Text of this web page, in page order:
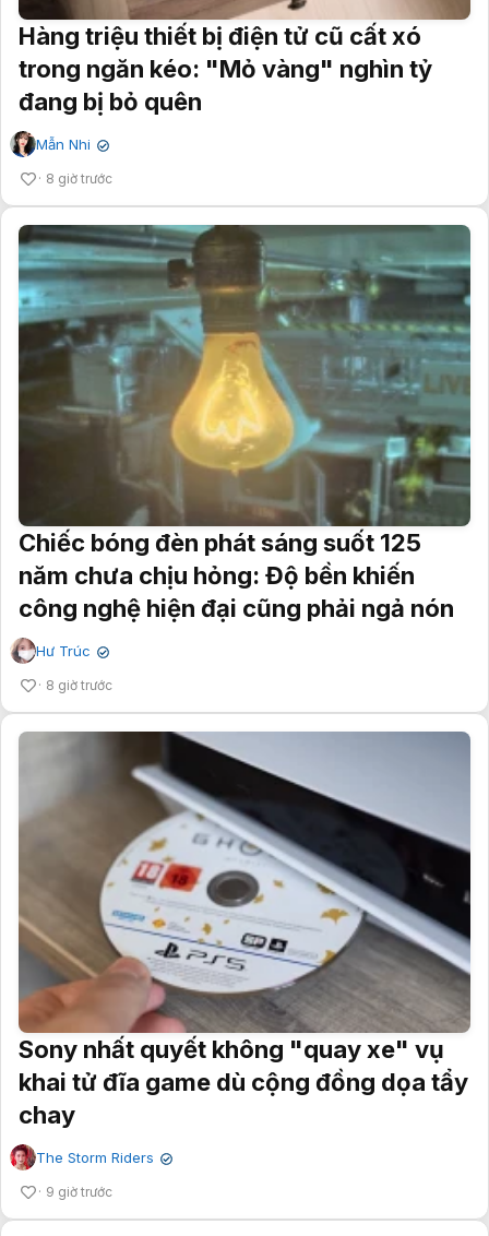
Hàng triệu thiết bị điện tử cũ cất xó
trong ngăn kéo: "Mỏ vàng" nghìn tỷ
đang bị bỏ quên
Mẫn Nhi ✔
8 giờ trước
Chiếc bóng đèn phát sáng suốt 125
năm chưa chịu hỏng: Độ bền khiến
công nghệ hiện đại cũng phải ngả nón
Hư Trúc ✔
8 giờ trước
Sony nhất quyết không "quay xe" vụ
khai tử đĩa game dù cộng đồng dọa tẩy
chay
The Storm Riders ✔
9 giờ trước